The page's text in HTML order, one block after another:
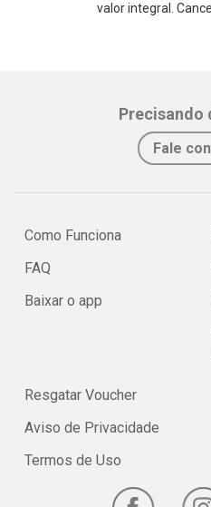
valor integral.
Precisando
Fale
Como Funciona
FAQ
Baixar o app
Resgatar Voucher
Aviso de Privacidade
Termos de Uso